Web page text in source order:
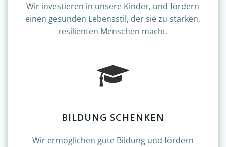
Wir investieren in unsere Kinder, und fördern
einen gesunden Lebensstil, der sie zu starken,
resilienten Menschen macht.
BILDUNG SCHENKEN
Wir ermöglichen gute Bildung und fördern